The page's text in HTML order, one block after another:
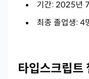
기간: 2025년
최종 졸업생: 4
타입스크립트